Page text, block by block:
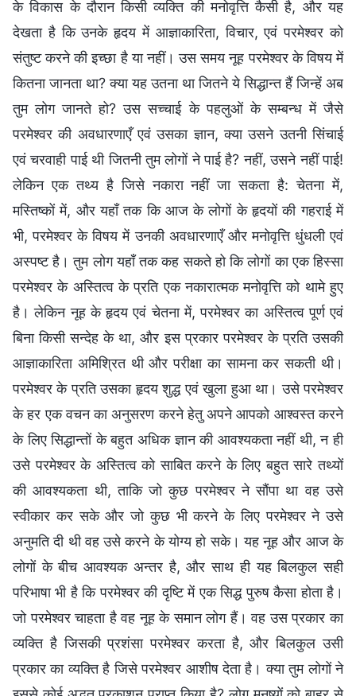
के विकास के दौरान किसी व्यक्ति की मनोवृत्ति कैसी है, और यह
देखता है कि उनके हृदय में आज्ञाकारिता, विचार, एवं परमेश्वर को
संतुष्ट करने की इच्छा है या नहीं। उस समय नूह परमेश्वर के विषय में
कितना जानता था? क्या यह उतना था जितने ये सिद्धान्त हैं जिन्हें अब
तुम लोग जानते हो? उस सच्चाई के पहलुओं के सम्बन्ध में जैसे
परमेश्वर की अवधारणाएँ एवं उसका ज्ञान, क्या उसने उतनी सिंचाई
एवं चरवाही पाई थी जितनी तुम लोगों ने पाई है? नहीं, उसने नहीं पाई!
लेकिन एक तथ्य है जिसे नकारा नहीं जा सकता है: चेतना में,
मस्तिष्कों में, और यहाँ तक कि आज के लोगों के हृदयों की गहराई में
भी, परमेश्वर के विषय में उनकी अवधारणाएँ और मनोवृत्ति धुंधली एवं
अस्पष्ट है। तुम लोग यहाँ तक कह सकते हो कि लोगों का एक हिस्सा
परमेश्वर के अस्तित्व के प्रति एक नकारात्मक मनोवृत्ति को थामे हुए
है। लेकिन नूह के हृदय एवं चेतना में, परमेश्वर का अस्तित्व पूर्ण एवं
बिना किसी सन्देह के था, और इस प्रकार परमेश्वर के प्रति उसकी
आज्ञाकारिता अमिश्रित थी और परीक्षा का सामना कर सकती थी।
परमेश्वर के प्रति उसका हृदय शुद्ध एवं खुला हुआ था। उसे परमेश्वर
के हर एक वचन का अनुसरण करने हेतु अपने आपको आश्वस्त करने
के लिए सिद्धान्तों के बहुत अधिक ज्ञान की आवश्यकता नहीं थी, न ही
उसे परमेश्वर के अस्तित्व को साबित करने के लिए बहुत सारे तथ्यों
की आवश्यकता थी, ताकि जो कुछ परमेश्वर ने सौंपा था वह उसे
स्वीकार कर सके और जो कुछ भी करने के लिए परमेश्वर ने उसे
अनुमति दी थी वह उसे करने के योग्य हो सके। यह नूह और आज के
लोगों के बीच आवश्यक अन्तर है, और साथ ही यह बिलकुल सही
परिभाषा भी है कि परमेश्वर की दृष्टि में एक सिद्ध पुरुष कैसा होता है।
जो परमेश्वर चाहता है वह नूह के समान लोग हैं। वह उस प्रकार का
व्यक्ति है जिसकी प्रशंसा परमेश्वर करता है, और बिलकुल उसी
प्रकार का व्यक्ति है जिसे परमेश्वर आशीष देता है। क्या तुम लोगों ने